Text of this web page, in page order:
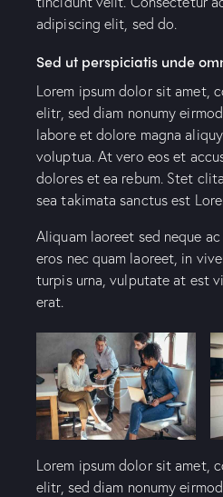
adipiscing elit, sed do.
Sed ut perspiciatis unde
Lorem ipsum dolor sit amet,
elitr, sed diam nonumy
labore et dolore magna
voluptua. At vero eos et
dolores et ea rebum. Stet
sea takimata sanctus est
Aliquam laoreet sed neque
eros nec quam laoreet, in
turpis urna, vulputate at est
erat.
Lorem ipsum dolor sit amet,
elitr, sed diam nonumy